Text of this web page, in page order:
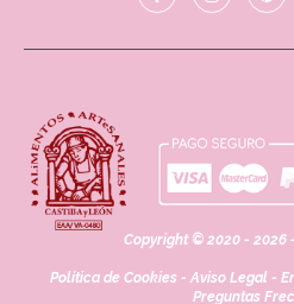
Copyright © 2020 - 2026
Política de Cookies - Aviso Legal -
Preguntas